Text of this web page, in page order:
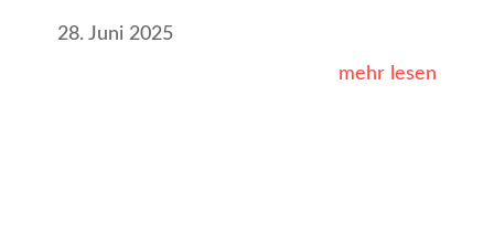
28. Juni 2025
mehr lesen